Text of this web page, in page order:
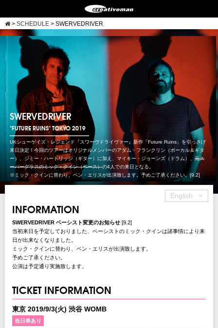
> SCHEDULE > SWERVEDRIVER
SWERVEDRIVER
"FUTURE RUINS" TOKYO 2019
UKシューゲイズ・レジェンド『スワーヴドライヴァー』新作「Future Ruins」を引っさげ
来日決定！今回のツアーはオリジナルメンバーのアダム・フランクリン（ボーカル＆ギタ
ー）、ジミー・ハートリッジ（ギター）に加え、マイキー・ジョーンズ（ドラム）、 元ス
ーパーグラスのミック・クイン（ベース）の4人での来日となる。
※ミック・クインに替わり、ベン・エリスが出演致します。予めご了承ください。[9.2]
English
INFORMATION
SWERVEDRIVER ベーシスト変更のお知らせ [9.2]
当初来日を予定しておりました、ベーシストのミック・クインは諸事情により来
日が出来なくなりました。
ミック・クインに替わり、ベン・エリスが出演致します。
予めご了承ください。
公演は予定通り実施致します。
TICKET INFORMATION
東京 2019/9/3(火) 渋谷 WOMB
当日券あり